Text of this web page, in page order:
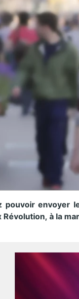
pouvoir envoyer
à la